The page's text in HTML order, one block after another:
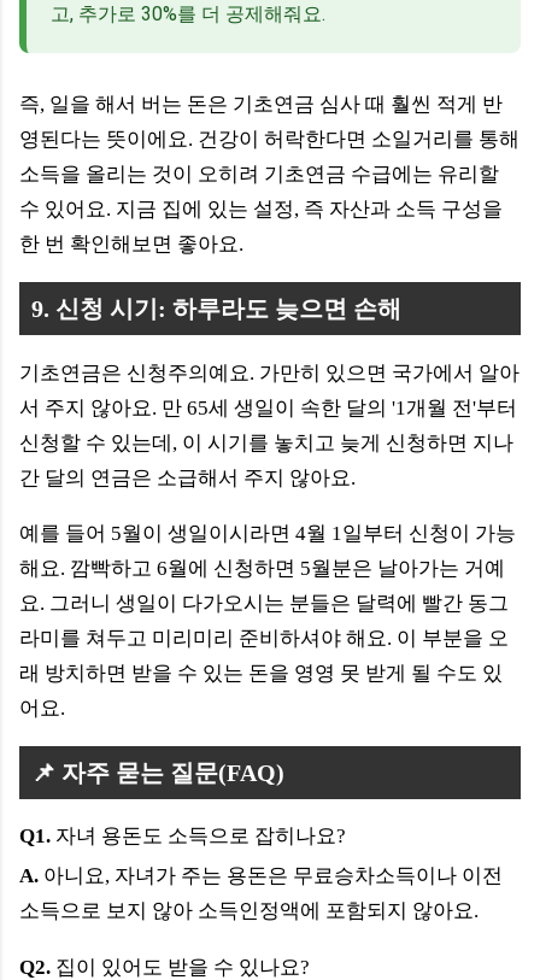
고, 추가로 30%를 더 공제해줘요.
즉, 일을 해서 버는 돈은 기초연금 심사 때 훨씬 적게 반
영된다는 뜻이에요. 건강이 허락한다면 소일거리를 통해
소득을 올리는 것이 오히려 기초연금 수급에는 유리할
수 있어요. 지금 집에 있는 설정, 즉 자산과 소득 구성을
한 번 확인해보면 좋아요.
9. 신청 시기: 하루라도 늦으면 손해
기초연금은 신청주의예요. 가만히 있으면 국가에서 알아
서 주지 않아요. 만 65세 생일이 속한 달의 '1개월 전'부터
신청할 수 있는데, 이 시기를 놓치고 늦게 신청하면 지나
간 달의 연금은 소급해서 주지 않아요.
예를 들어 5월이 생일이시라면 4월 1일부터 신청이 가능
해요. 깜빡하고 6월에 신청하면 5월분은 날아가는 거예
요. 그러니 생일이 다가오시는 분들은 달력에 빨간 동그
라미를 쳐두고 미리미리 준비하셔야 해요. 이 부분을 오
래 방치하면 받을 수 있는 돈을 영영 못 받게 될 수도 있
어요.
📌 자주 묻는 질문(FAQ)
Q1. 자녀 용돈도 소득으로 잡히나요?
A. 아니요, 자녀가 주는 용돈은 무료승차소득이나 이전
소득으로 보지 않아 소득인정액에 포함되지 않아요.
Q2. 집이 있어도 받을 수 있나요?